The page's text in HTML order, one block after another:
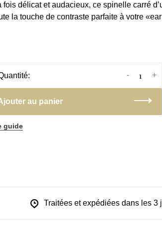
fois délicat et audacieux, ce spinelle carré
la touche de contraste parfaite à votre
+
-
au panier
guide
Traitées et expédiées dans les 3